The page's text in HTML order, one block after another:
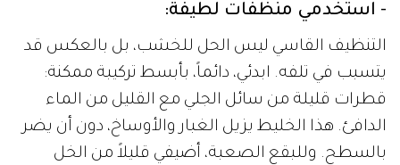
- استخدمي منظفات لطيفة:
التنظيف القاسي ليس الحل للخشب، بل بالعكس قد
يتسبب في تلفه. ابدئي، دائماً، بأبسط تركيبة ممكنة:
قطرات قليلة من سائل الجلي مع القليل من الماء
الدافئ. هذا الخليط يزيل الغبار والأوساخ، دون أن يضر
بالسطح. وللبقع الصعبة، أضيفي قليلاً من الخل